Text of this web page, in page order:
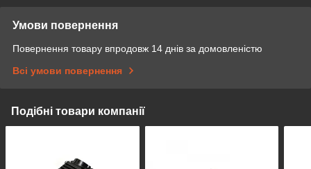
Умови повернення
Повернення товару впродовж 14 днів за домовленістю
Всі умови повернення
Подібні товари компанії